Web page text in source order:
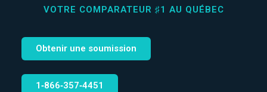
VOTRE COMPARATEUR ♯1 AU QUÉBEC
Obtenir une soumission
1‑866‑357‑4451